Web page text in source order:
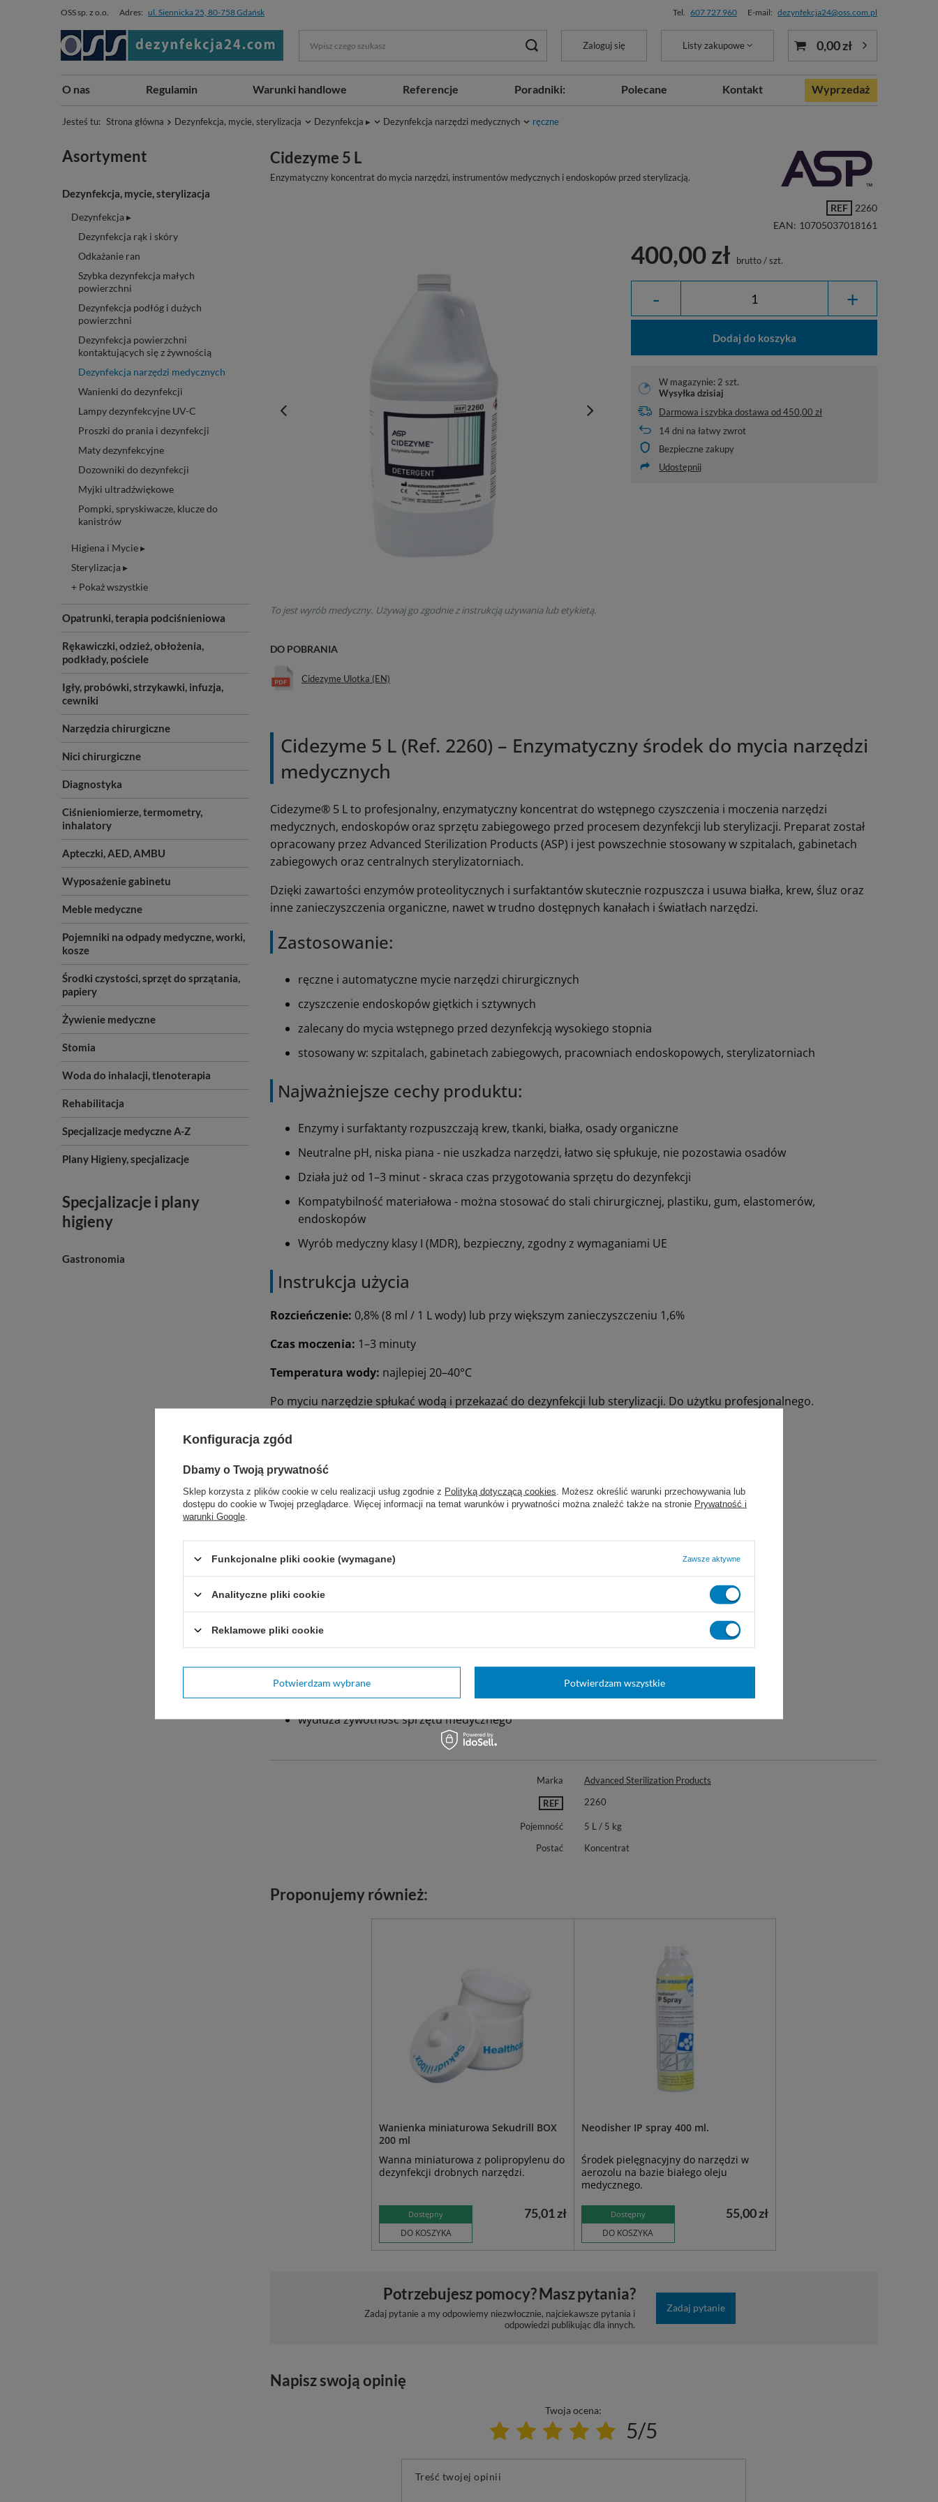
OSS sp. z o.o. Adres: ul. Siennicka 25, 80-758 Gdańsk Tel. 607 727 960 E-mail: dezynfekcja24@oss.com.pl
Zaloguj się Listy zakupowe 0,00 zł
O nas Regulamin Warunki handlowe Referencje Poradniki: Polecane Kontakt Wyprzedaż
Jesteś tu: Strona główna Dezynfekcja, mycie, sterylizacja Dezynfekcja ▸ Dezynfekcja narzędzi medycznych ręczne
Asortyment
Dezynfekcja, mycie, sterylizacja
Dezynfekcja ▸
Dezynfekcja rąk i skóry
Odkażanie ran
Szybka dezynfekcja małych
powierzchni
Dezynfekcja podłóg i dużych
powierzchni
Dezynfekcja powierzchni
kontaktujących się z żywnością
Dezynfekcja narzędzi medycznych
Wanienki do dezynfekcji
Lampy dezynfekcyjne UV-C
Proszki do prania i dezynfekcji
Maty dezynfekcyjne
Dozowniki do dezynfekcji
Myjki ultradźwiękowe
Pompki, spryskiwacze, klucze do
kanistrów
Higiena i Mycie ▸
Sterylizacja ▸
+ Pokaż wszystkie
Opatrunki, terapia podciśnieniowa
Rękawiczki, odzież, obłożenia,
podkłady, pościele
Igły, probówki, strzykawki, infuzja,
cewniki
Narzędzia chirurgiczne
Nici chirurgiczne
Diagnostyka
Ciśnieniomierze, termometry,
inhalatory
Apteczki, AED, AMBU
Wyposażenie gabinetu
Meble medyczne
Pojemniki na odpady medyczne, worki,
kosze
Środki czystości, sprzęt do sprzątania,
papiery
Żywienie medyczne
Stomia
Woda do inhalacji, tlenoterapia
Rehabilitacja
Specjalizacje medyczne A-Z
Plany Higieny, specjalizacje
Specjalizacje i plany
higieny
Gastronomia
Cidezyme 5 L
Enzymatyczny koncentrat do mycia narzędzi, instrumentów medycznych i endoskopów przed sterylizacją.
REF
2260
EAN: 10705037018161
400,00 zł brutto/szt.
- +
Dodaj do koszyka
W magazynie: 2 szt.
Wysyłkadzisiaj
Darmowa i szybka dostawa od450,00 zł
14dni na łatwy zwrot
Bezpieczne zakupy
Udostępnij
To jest wyrób medyczny. Używaj go zgodnie z instrukcją używania lub etykietą.
DO POBRANIA
Cidezyme Ulotka (EN)
Cidezyme 5 L (Ref. 2260) – Enzymatyczny środek do mycia narzędzi
medycznych
Cidezyme® 5 L to profesjonalny, enzymatyczny koncentrat do wstępnego czyszczenia i moczenia narzędzi
medycznych, endoskopów oraz sprzętu zabiegowego przed procesem dezynfekcji lub sterylizacji. Preparat został
opracowany przez Advanced Sterilization Products (ASP) i jest powszechnie stosowany w szpitalach, gabinetach
zabiegowych oraz centralnych sterylizatorniach.
Dzięki zawartości enzymów proteolitycznych i surfaktantów skutecznie rozpuszcza i usuwa białka, krew, śluz oraz
inne zanieczyszczenia organiczne, nawet w trudno dostępnych kanałach i światłach narzędzi.
Zastosowanie:
ręczne i automatyczne mycie narzędzi chirurgicznych
czyszczenie endoskopów giętkich i sztywnych
zalecany do mycia wstępnego przed dezynfekcją wysokiego stopnia
stosowany w: szpitalach, gabinetach zabiegowych, pracowniach endoskopowych, sterylizatorniach
Najważniejsze cechy produktu:
Enzymy i surfaktanty rozpuszczają krew, tkanki, białka, osady organiczne
Neutralne pH, niska piana - nie uszkadza narzędzi, łatwo się spłukuje, nie pozostawia osadów
Działa już od 1–3 minut - skraca czas przygotowania sprzętu do dezynfekcji
Kompatybilność materiałowa - można stosować do stali chirurgicznej, plastiku, gum, elastomerów,
endoskopów
Wyrób medyczny klasy I (MDR), bezpieczny, zgodny z wymaganiami UE
Instrukcja użycia
Rozcieńczenie: 0,8% (8 ml / 1 L wody) lub przy większym zanieczyszczeniu 1,6%
Czas moczenia: 1–3 minuty
Temperatura wody: najlepiej 20–40°C
Po myciu narzędzie spłukać wodą i przekazać do dezynfekcji lub sterylizacji. Do użytku profesjonalnego.
Dane techniczne:
Pojemność 5 L
pH roztworu neutralne
ogranicza ryzyko skażenia mikrobiologicznego narzędzi
przyspiesza pracę w sterylizatorniach i pracowniach endoskopowych
wydłuża żywotność sprzętu medycznego
Marka Advanced Sterilization Products
REF 2260
Pojemność
5 L / 5 kg
Postać
Koncentrat
Proponujemy również:
Wanienka miniaturowa Sekudrill BOX
200 ml
Wanna miniaturowa z polipropylenu do
dezynfekcji drobnych narzędzi.
Dostępny
DO KOSZYKA
75,01 zł
Neodisher IP spray 400 ml.
Środek pielęgnacyjny do narzędzi w
aerozolu na bazie białego oleju
medycznego.
Dostępny
DO KOSZYKA
55,00 zł
Potrzebujesz pomocy? Masz pytania?
Zadaj pytanie a my odpowiemy niezwłocznie, najciekawsze pytania i
odpowiedzi publikując dla innych.
Zadaj pytanie
Napisz swoją opinię
Twoja ocena:
5/5
Treść twojej opinii
Konfiguracja zgód
Dbamy o Twoją prywatność
Sklep korzysta z plików cookie w celu realizacji usług zgodnie z Polityką dotyczącą cookies . Możesz określić warunki przechowywania lub
dostępu do cookie w Twojej przeglądarce. Więcej informacji na temat warunków i prywatności można znaleźć także na stronie Prywatność i
warunki Google
Funkcjonalne pliki cookie (wymagane) Zawsze aktywne
Analityczne pliki cookie
Reklamowe pliki cookie
Potwierdzam wybrane Potwierdzam wszystkie